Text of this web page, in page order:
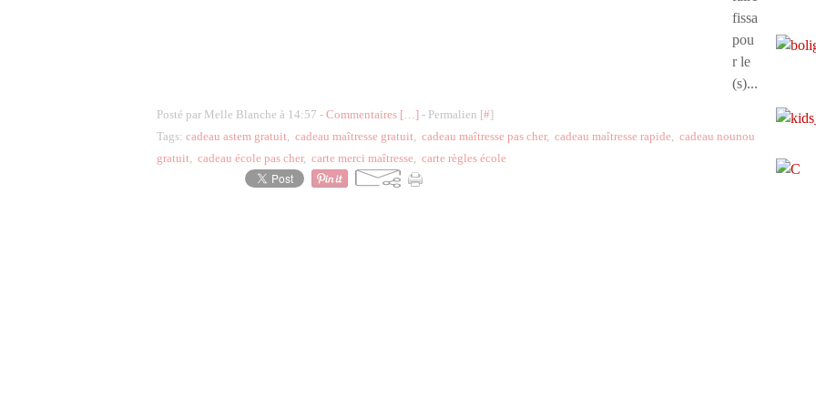
fissa
pou
r le
(s)...
Posté par Melle Blanche à 14:57 - Commentaires […] - Permalien [#]
Tags: cadeau astem gratuit, cadeau maîtresse gratuit, cadeau maîtresse pas cher, cadeau maîtresse rapide, cadeau nounou
gratuit, cadeau école pas cher, carte merci maîtresse, carte règles école